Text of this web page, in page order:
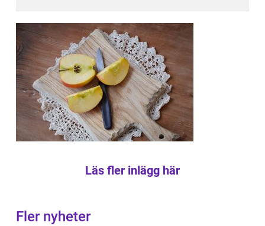
Läs fler inlägg här
Fler nyheter